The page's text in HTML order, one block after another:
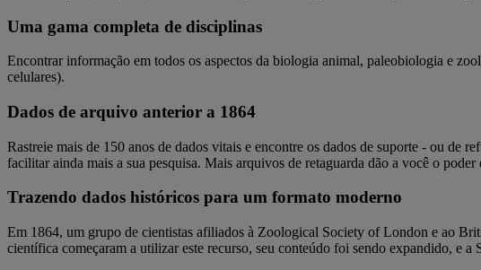
Uma gama completa de disciplinas
Encontrar informação em todos os aspectos da biologia animal, paleobiologia e
celulares).
Dados de arquivo anterior a 1864
Rastreie mais de 150 anos de dados vitais e encontre os dados de suporte - ou de
facilitar ainda mais a sua pesquisa. Mais arquivos de retaguarda dão a você o
Trazendo dados históricos para um formato moderno
Em 1864, um grupo de cientistas afiliados à Zoological Society of London e ao
científica começaram a utilizar este recurso, seu conteúdo foi sendo expandido, e